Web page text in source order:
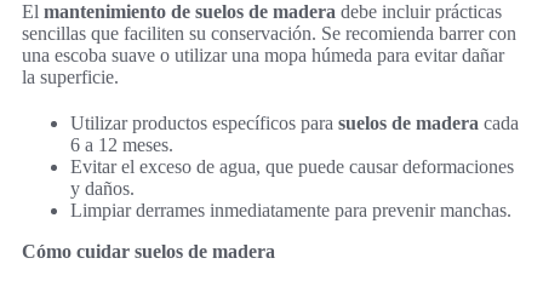
El mantenimiento de suelos de madera debe incluir prácticas
sencillas que faciliten su conservación. Se recomienda barrer con
una escoba suave o utilizar una mopa húmeda para evitar dañar
la superficie.
Utilizar productos específicos para suelos de madera cada
6 a 12 meses.
Evitar el exceso de agua, que puede causar deformaciones
y daños.
Limpiar derrames inmediatamente para prevenir manchas.
Cómo cuidar suelos de madera